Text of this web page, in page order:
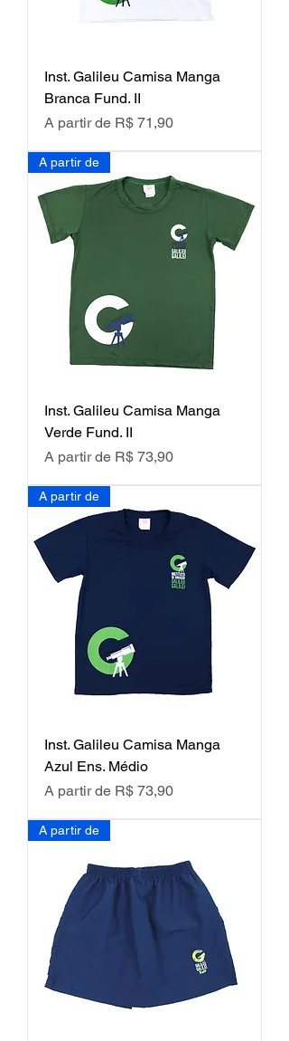
Inst. Galileu Camisa Manga
Branca Fund. II
A partir de R$ 71,90
Preço promocional
A partir de
Inst. Galileu Camisa Manga
Verde Fund. II
A partir de R$ 73,90
Preço promocional
A partir de
Inst. Galileu Camisa Manga
Azul Ens. Médio
A partir de R$ 73,90
Preço promocional
A partir de